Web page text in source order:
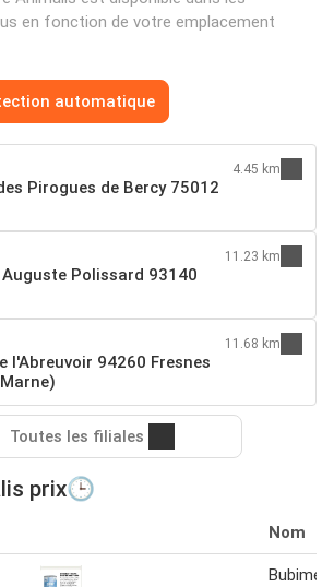
en fonction de votre emplacement
automatique
Pirogues de Bercy 75012
4.45 km
Polissard 93140
11.23 km
l'Abreuvoir 94260 Fresnes
11.68 km
Toutes les filiales
prix🕒
Nom